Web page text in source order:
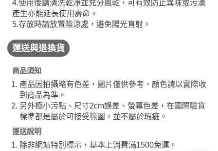
4.使用後請清洗乾淨並充分風乾，可有效防止異味或污漬
產生亦能延長使用壽命。
5.存放時請放置陰涼處，避免陽光直射。
運送與退換貨
商品須知
產品因拍攝略有色差，圖片僅供參考，顏色請以實際收
到商品為準。
另外極小污點、尺寸2cm誤差、螢幕色差，在國際驗貨
標準都是屬於可接受範圍，並不屬於瑕疵。
運送說明
除非網站特別標示，基本上消費滿1500免運。